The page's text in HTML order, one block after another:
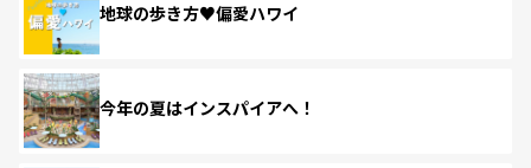
地球の歩き方♥偏愛ハワイ
今年の夏はインスパイアへ！